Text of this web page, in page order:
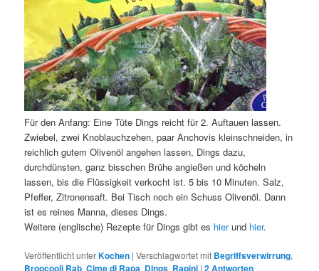
Für den Anfang: Eine Tüte Dings reicht für 2. Auftauen lassen.
Zwiebel, zwei Knoblauchzehen, paar Anchovis kleinschneiden, in
reichlich gutem Olivenöl angehen lassen, Dings dazu,
durchdünsten, ganz bisschen Brühe angießen und köcheln
lassen, bis die Flüssigkeit verkocht ist. 5 bis 10 Minuten. Salz,
Pfeffer, Zitronensaft. Bei Tisch noch ein Schuss Olivenöl. Dann
ist es reines Manna, dieses Dings.
Weitere (englische) Rezepte für Dings gibt es hierund hier.
Veröffentlicht unterKochen |Verschlagwortet mit Begriffsverwirrung,
Broocooli Rab,Cime di Rapa, Dings, Rapini |2Antworten